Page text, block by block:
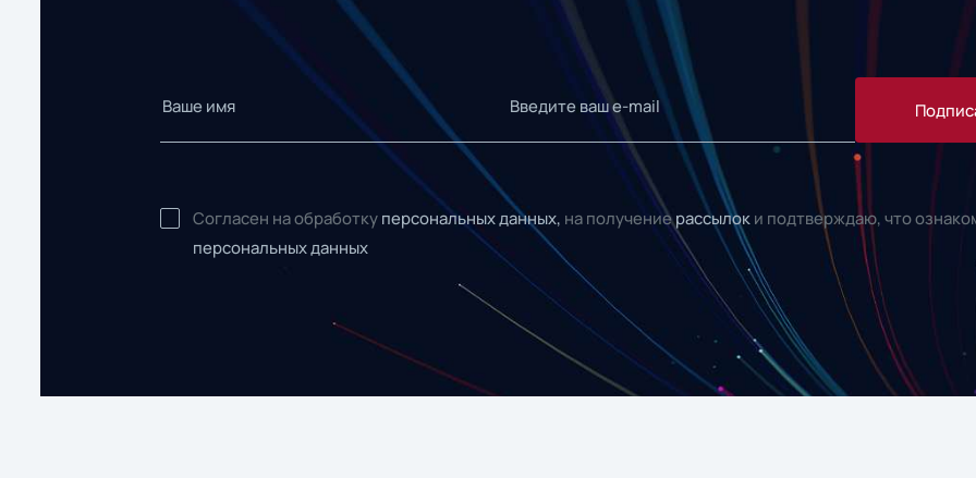
Согласен на обработку персональных данных, на получениерассылок и подтверждаю, что
персональных данных